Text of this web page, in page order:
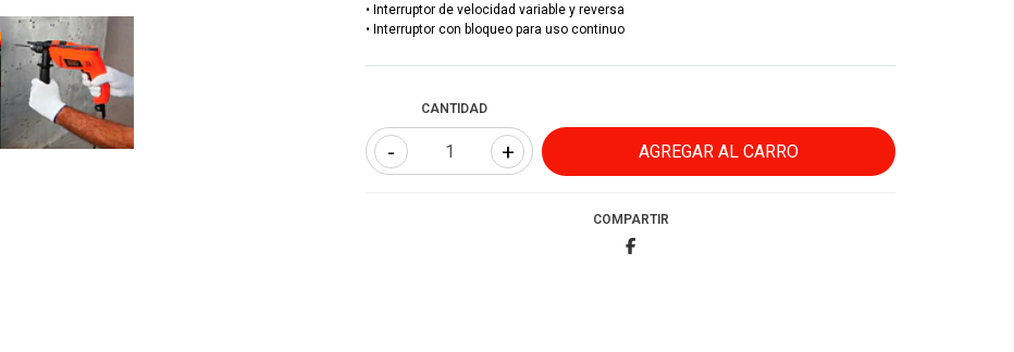
• Interruptor de velocidad variable y reversa
• Interruptor con bloqueo para uso continuo
CANTIDAD
+
-
COMPARTIR